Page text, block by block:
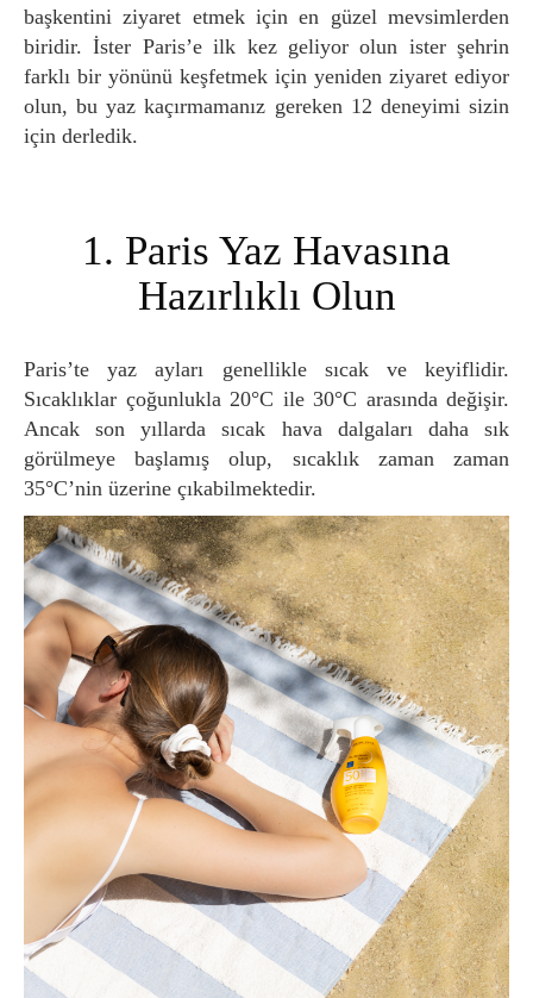
başkentini ziyaret etmek için en güzel mevsimlerden
biridir. İster Paris’e ilk kez geliyor olun ister şehrin
farklı bir yönünü keşfetmek için yeniden ziyaret ediyor
olun, bu yaz kaçırmamanız gereken 12 deneyimi sizin
için derledik.
1. Paris Yaz Havasına
Hazırlıklı Olun
Paris’te yaz ayları genellikle sıcak ve keyiflidir.
Sıcaklıklar çoğunlukla 20°C ile 30°C arasında değişir.
Ancak son yıllarda sıcak hava dalgaları daha sık
görülmeye başlamış olup, sıcaklık zaman zaman
35°C’nin üzerine çıkabilmektedir.